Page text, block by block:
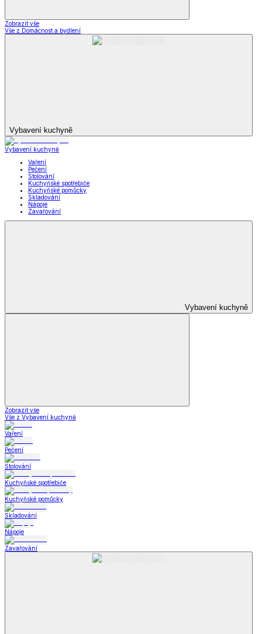
Zobrazit vše
Vše z Domácnost a bydlení
Vybavení kuchyně
Vybavení kuchyně
Vaření
Pečení
Stolování
Kuchyňské spotřebiče
Kuchyňské pomůcky
Skladování
Nápoje
Zavařování
Vybavení kuchyně
Zobrazit vše
Vše z Vybavení kuchyně
Vaření
Pečení
Stolování
Kuchyňské spotřebiče
Kuchyňské pomůcky
Skladování
Nápoje
Zavařování